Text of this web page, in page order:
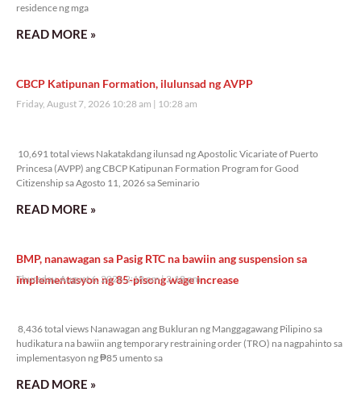
residence ng mga
READ MORE »
CBCP Katipunan Formation, ilulunsad ng AVPP
Friday, August 7, 2026 10:28 am 10:28 am
10,691 total views Nakatakdang ilunsad ng Apostolic Vicariate of Puerto
Princesa (AVPP) ang CBCP Katipunan Formation Program for Good
Citizenship sa Agosto 11, 2026 sa Seminario
READ MORE »
BMP, nanawagan sa Pasig RTC na bawiin ang suspension sa
implementasyon ng 85-pisong wage increase
Thursday, August 6, 2026 2:18 pm 2:18 pm
8,436 total views Nanawagan ang Bukluran ng Manggagawang Pilipino sa
hudikatura na bawiin ang temporary restraining order (TRO) na nagpahinto sa
implementasyon ng ₱85 umento sa
READ MORE »